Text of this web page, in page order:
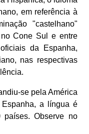
em referência à
"castelhano"
Cone Sul e entre
da Espanha,
nas respectivas
se pela América
Espanha, a língua é
países. Observe no